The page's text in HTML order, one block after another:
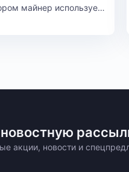
майнер использует
получает шанс найти
акции, новости и